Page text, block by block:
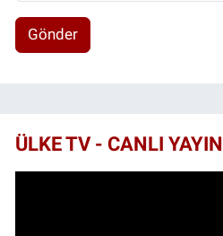
Gönder
ÜLKE TV - CANLI YAYIN